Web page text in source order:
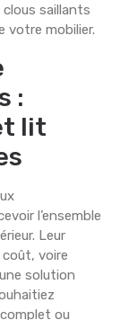
saillants
votre mobilier.
:
lit
l’ensemble
Leur
voire
solution
ou